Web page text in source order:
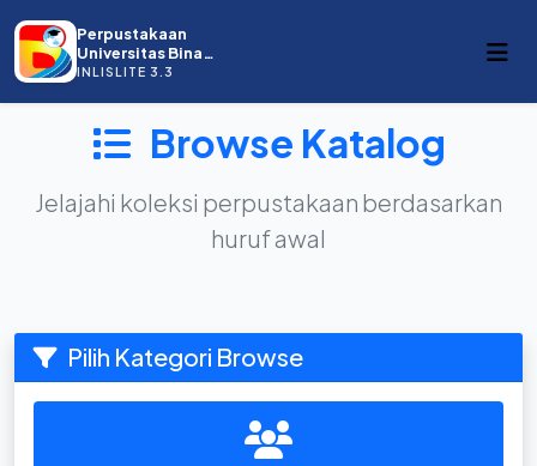
Perpustakaan
Universitas Bina
Darma
INLISLITE 3.3
Browse Katalog
Jelajahi koleksi perpustakaan berdasarkan
huruf awal
Pilih Kategori Browse